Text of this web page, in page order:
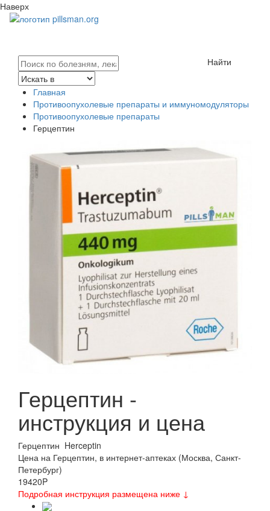
Наверх
Найти
Главная
Противоопухолевые препараты и иммуномодуляторы
Противоопухолевые препараты
Герцептин
Герцептин -
инструкция и цена
Герцептин Herceptin
Цена на Герцептин, в интернет-аптеках (Москва, Санкт-
Петербург)
19420P
Подробная инструкция размещена ниже ↓